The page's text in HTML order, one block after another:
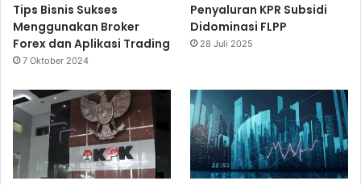
Tips Bisnis Sukses
Menggunakan Broker
Forex dan Aplikasi Trading
7 Oktober 2024
Penyaluran KPR Subsidi
Didominasi FLPP
28 Juli 2025